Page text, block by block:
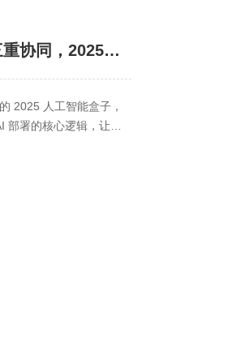
CPU+GPU+NPU三重协同，2025年人工智能盒子改写边缘AI部署规则
2025 人工智能盒子，
部署的核心逻辑，让边